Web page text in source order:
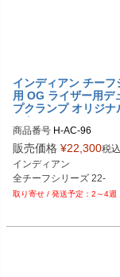
インディアン チーフ
用 OG ライザー用デ
プクランプ オリジナ
モト
商品番号 H-AC-96
H-AC-96-BK：ブラック
H-AC-96-AL：アルミ
H-AC-96-CR：クローム
H-AC-96-GD：ゴールド
H-AC-96-RD：レッド
H-AC-96-PL：紫
販売価格 ¥22,300税込
インディアン
2～4週